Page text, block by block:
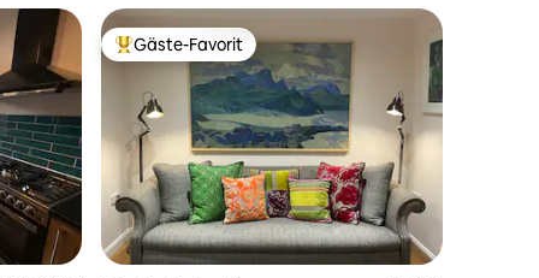
Bewertungen
Beliebter Gäste-Favorit.
Gäste-Favorit